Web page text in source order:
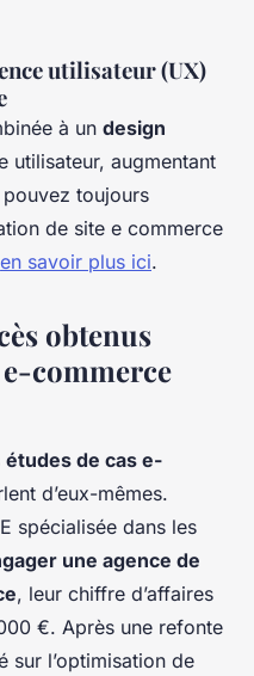
utilisateur (UX)
à un design
utilisateur, augmentant
toujours
de site e commerce
en savoir plus ici.
obtenus
e-commerce
études de cas e-
d’eux-mêmes.
spécialisée dans les
une agence de
, leur chiffre d’affaires
€. Après une refonte
sur l’optimisation de